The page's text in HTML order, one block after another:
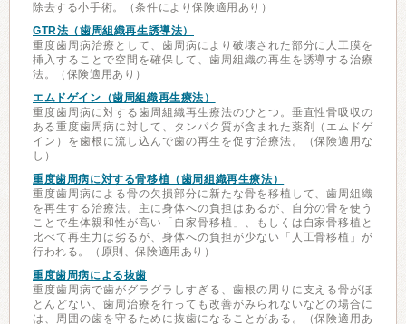
除去する小手術。（条件により保険適用あり）
GTR法（歯周組織再生誘導法）
重度歯周病治療として、歯周病により破壊された部分に人工膜を
挿入することで空間を確保して、歯周組織の再生を誘導する治療
法。（保険適用あり）
エムドゲイン（歯周組織再生療法）
重度歯周病に対する歯周組織再生療法のひとつ。垂直性骨吸収の
ある重度歯周病に対して、タンパク質が含まれた薬剤（エムドゲ
イン）を歯根に流し込んで歯の再生を促す治療法。（保険適用な
し）
重度歯周病に対する骨移植（歯周組織再生療法）
重度歯周病による骨の欠損部分に新たな骨を移植して、歯周組織
を再生する治療法。主に身体への負担はあるが、自分の骨を使う
ことで生体親和性が高い「自家骨移植」、もしくは自家骨移植と
比べて再生力は劣るが、身体への負担が少ない「人工骨移植」が
行われる。（原則、保険適用あり）
重度歯周病による抜歯
重度歯周病で歯がグラグラしすぎる、歯根の周りに支える骨がほ
とんどない、歯周治療を行っても改善がみられないなどの場合に
は、周囲の歯を守るために抜歯になることがある。（保険適用あ